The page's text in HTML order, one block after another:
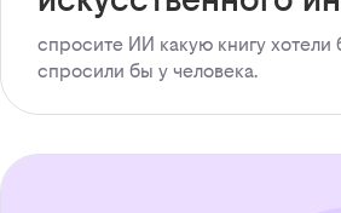
спросите ИИ какую книгу хотели
спросили бы у человека.